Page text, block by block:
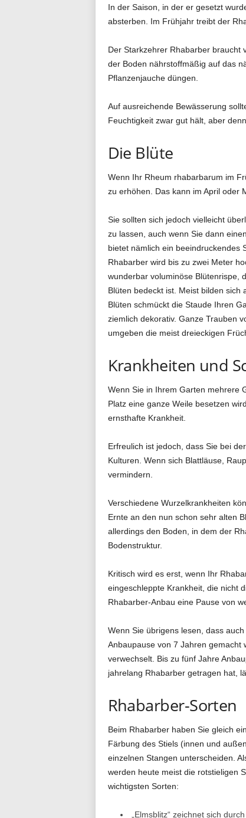
In der Saison, in der er gesetzt
absterben. Im Frühjahr treibt der
Der Starkzehrer Rhabarber braucht
der Boden nährstoffmäßig auf das
Pflanzenjauche düngen.
Auf ausreichende Bewässerung
Feuchtigkeit zwar gut hält, aber
Die Blüte
Wenn Ihr Rheum rhabarbarum im
zu erhöhen. Das kann im April oder
Sie sollten sich jedoch vielleicht
zu lassen, auch wenn Sie dann
bietet nämlich ein beeindruckendes
Rhabarber wird bis zu zwei Meter
wunderbar voluminöse Blütenrispe,
Blüten bedeckt ist. Meist bilden
Blüten schmückt die Staude Ihren
ziemlich dekorativ. Ganze Trauben
umgeben die meist dreieckigen
Krankheiten und
Wenn Sie in Ihrem Garten mehrere
Platz eine ganze Weile besetzen
ernsthafte Krankheit.
Erfreulich ist jedoch, dass Sie bei
Kulturen. Wenn sich Blattläuse,
vermindern.
Verschiedene Wurzelkrankheiten
Ernte an den nun schon sehr alten
allerdings den Boden, in dem der
Bodenstruktur.
Kritisch wird es erst, wenn Ihr
eingeschleppte Krankheit, die nicht
Rhabarber-Anbau eine Pause von
Wenn Sie übrigens lesen, dass
Anbaupause von 7 Jahren gemacht
verwechselt. Bis zu fünf Jahre
jahrelang Rhabarber getragen hat,
Rhabarber-Sorten
Beim Rhabarber haben Sie gleich
Färbung des Stiels (innen und
einzelnen Stangen unterscheiden.
werden heute meist die rotstieligen
wichtigsten Sorten:
„Elmsblitz“ zeichnet sich